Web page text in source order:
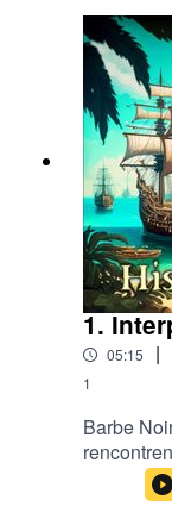
1.
05:15 |
1
Barbe
navire